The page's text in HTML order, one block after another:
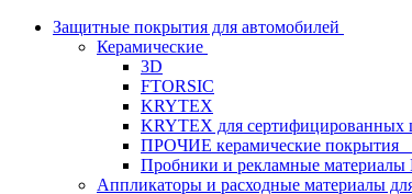
Защитные покрытия для автомобилей
Керамические
3D
FTORSIC
KRYTEX
KRYTEX для сертифицированных
ПРОЧИЕ керамические покрытия
Пробники и рекламные материалы
Аппликаторы и расходные материалы